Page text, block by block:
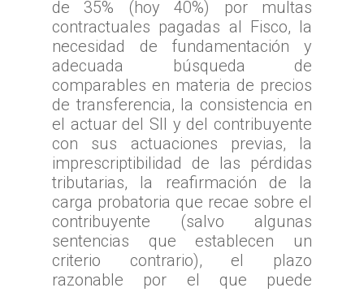
de 35% (hoy 40%) por multas
contractuales pagadas al Fisco, la
necesidad de fundamentación y
adecuada búsqueda de
comparables en materia de precios
de transferencia, la consistencia en
el actuar del SII y del contribuyente
con sus actuaciones previas, la
imprescriptibilidad de las pérdidas
tributarias, la reafirmación de la
carga probatoria que recae sobre el
contribuyente (salvo algunas
sentencias que establecen un
criterio contrario), el plazo
razonable por el que puede
Inicio
TTA
Qué es TTA
Estadísticas TTA
TTA Transparente
Solicitud de acceso a la
información
Preguntas Frecuentes
Qué y cómo
Qué reclamar
Procedimientos y
Reclamación
Cómo presentar un
Documentación
Actividad TTA
Normativa
Jurisprudencia
Sentencias Definitivas
Validador de
Certificados de
Tribunales por
Zona Norte
TTA de la Región de
Parinacota
TTA de la Región de
Zona Centro
TTA de la Región de
Valparaíso
Zona Sur
TTA de la Región del
Noticias
Fallos Relevantes
OFICINA JUDICIAL